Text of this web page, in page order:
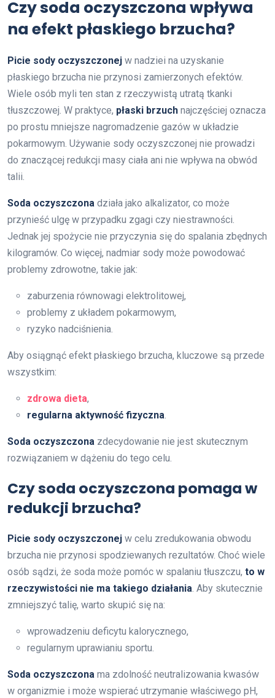
Czy soda oczyszczona wpływa
na efekt płaskiego brzucha?
Picie sody oczyszczonej w nadziei na uzyskanie
płaskiego brzucha nie przynosi zamierzonych efektów.
Wiele osób myli ten stan z rzeczywistą utratą tkanki
tłuszczowej. W praktyce, płaski brzuch najczęściej oznacza
po prostu mniejsze nagromadzenie gazów w układzie
pokarmowym. Używanie sody oczyszczonej nie prowadzi
do znaczącej redukcji masy ciała ani nie wpływa na obwód
talii.
Soda oczyszczona działa jako alkalizator, co może
przynieść ulgę w przypadku zgagi czy niestrawności.
Jednak jej spożycie nie przyczynia się do spalania zbędnych
kilogramów. Co więcej, nadmiar sody może powodować
problemy zdrowotne, takie jak:
zaburzenia równowagi elektrolitowej,
problemy z układem pokarmowym,
ryzyko nadciśnienia.
Aby osiągnąć efekt płaskiego brzucha, kluczowe są przede
wszystkim:
zdrowa dieta,
regularna aktywność fizyczna.
Soda oczyszczona zdecydowanie nie jest skutecznym
rozwiązaniem w dążeniu do tego celu.
Czy soda oczyszczona pomaga w
redukcji brzucha?
Picie sody oczyszczonej w celu zredukowania obwodu
brzucha nie przynosi spodziewanych rezultatów. Choć wiele
osób sądzi, że soda może pomóc w spalaniu tłuszczu, to w
rzeczywistości nie ma takiego działania. Aby skutecznie
zmniejszyć talię, warto skupić się na:
wprowadzeniu deficytu kalorycznego,
regularnym uprawianiu sportu.
Soda oczyszczona ma zdolność neutralizowania kwasów
w organizmie i może wspierać utrzymanie właściwego pH,